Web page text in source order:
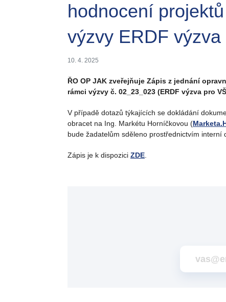
hodnocení
výzvy ERDF
10. 4. 2025
ŘO OP JAK zveřejňuje Zápis z jednání
rámci výzvy č. 02_23_023 (ERDF výzva pro
V případě dotazů týkajících se dokládání
obracet na Ing. Markétu Horníčkovou (
bude žadatelům sděleno prostřednictvím interní
Zápis je k dispozici ZDE